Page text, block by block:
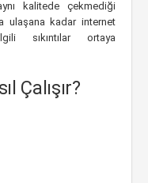
kalitede çekmediği
ulaşana kadar internet
sıkıntılar ortaya
Çalışır?